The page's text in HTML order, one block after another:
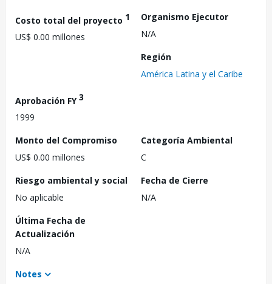
Costo total del proyecto 1
US$ 0.00 millones
Organismo Ejecutor
N/A
Región
América Latina y el Caribe
Aprobación FY3
1999
Monto del Compromiso
US$ 0.00 millones
Categoría Ambiental
C
Riesgo ambiental y social
No aplicable
Fecha de Cierre
N/A
Última Fecha de
Actualización
N/A
Notes